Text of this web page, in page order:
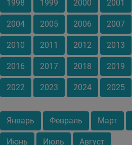
1998 1999 2000 2001
2004 2005 2006 2007
2010 2011 2012 2013
2016 2017 2018 2019
2022 2023 2024 2025
Январь Февраль Март
Июнь Июль Август